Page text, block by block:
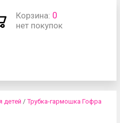
Корзина: 0
нет покупок
детей / Трубка-гармошка Гофра